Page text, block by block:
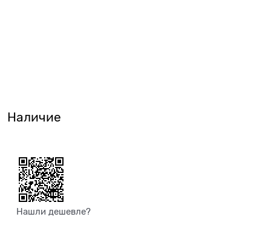
Наличие
Нашли дешевле?